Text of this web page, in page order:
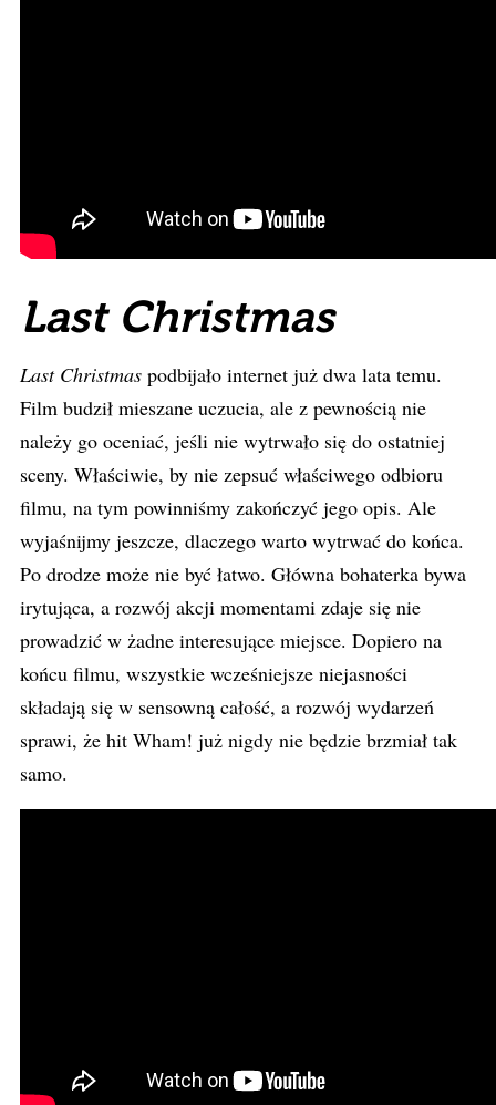
Last Christmas
Last Christmas podbijało internet już dwa lata temu.
Film budził mieszane uczucia, ale z pewnością nie
należy go oceniać, jeśli nie wytrwało się do ostatniej
sceny. Właściwie, by nie zepsuć właściwego odbioru
filmu, na tym powinniśmy zakończyć jego opis. Ale
wyjaśnijmy jeszcze, dlaczego warto wytrwać do końca.
Po drodze może nie być łatwo. Główna bohaterka bywa
irytująca, a rozwój akcji momentami zdaje się nie
prowadzić w żadne interesujące miejsce. Dopiero na
końcu filmu, wszystkie wcześniejsze niejasności
składają się w sensowną całość, a rozwój wydarzeń
sprawi, że hit Wham! już nigdy nie będzie brzmiał tak
samo.